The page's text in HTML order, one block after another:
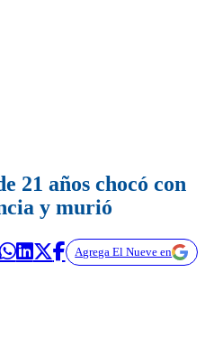
21 años chocó con
y murió
Agrega El Nueve en